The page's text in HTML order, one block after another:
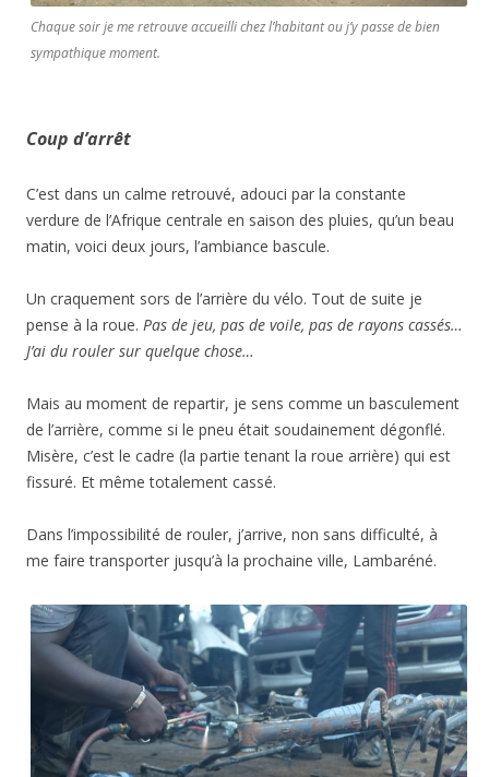
Chaque soir je me retrouve accueilli chez l’habitant ou j’y passe de bien
sympathique moment.
Coup d’arrêt
C’est dans un calme retrouvé, adouci par la constante
verdure de l’Afrique centrale en saison des pluies, qu’un beau
matin, voici deux jours, l’ambiance bascule.
Un craquement sors de l’arrière du vélo. Tout de suite je
pense à la roue. Pas de jeu, pas de voile, pas de rayons cassés…
J’ai du rouler sur quelque chose…
Mais au moment de repartir, je sens comme un basculement
de l’arrière, comme si le pneu était soudainement dégonflé.
Misère, c’est le cadre (la partie tenant la roue arrière) qui est
fissuré. Et même totalement cassé.
Dans l’impossibilité de rouler, j’arrive, non sans difficulté, à
me faire transporter jusqu’à la prochaine ville, Lambaréné.